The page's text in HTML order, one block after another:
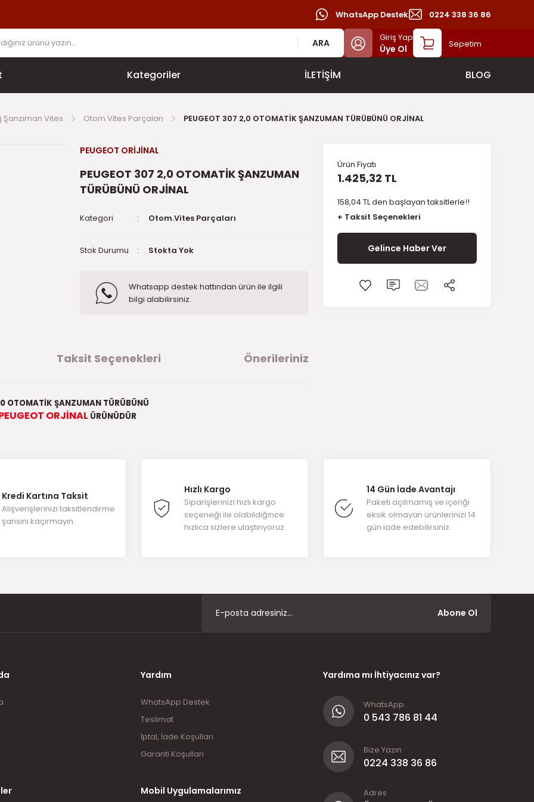
WhatsApp Destek 0224 338 36 86
ARA Giriş Yap
Üye Ol Sepetim
Kategoriler İLETİŞİM BLOG
Şanzıman Vites Otom.Vites Parçaları PEUGEOT 307 2,0 OTOMATİK ŞANZUMAN TÜRÜBÜNÜ ORJİNAL
PEUGEOT ORİJİNAL
PEUGEOT 307 2,0 OTOMATİK ŞANZUMAN
TÜRÜBÜNÜ ORJİNAL
Kategori Otom.Vites Parçaları
Stok Durumu Stokta Yok
Whatsapp destek hattından ürün ile ilgili
bilgi alabilirsiniz.
Ürün Fiyatı
1.425,32 TL
158,04 TL den başlayan taksitlerle!!
+ Taksit Seçenekleri
Gelince Haber Ver
Taksit Seçenekleri Önerileriniz
OTOMATİK ŞANZUMAN TÜRÜBÜNÜ
ORJİNALÜRÜNÜDÜR
ilk yorumu siz yapın!
Yorum Yaz
Kredi Kartına Taksit
Alışverişlerinizi taksitlendirme
şansını kaçırmayın.
Hızlı Kargo
Siparişlerinizi hızlı kargo
seçeneği ile olabildiğince
hızlıca sizlere ulaştırıyoruz.
14 Gün İade Avantajı
Paketi açılmamış ve içeriği
eksik olmayan ürünlerinizi 14
gün iade edebilirsiniz.
Abone Ol
Yardım
WhatsApp Destek
Teslimat
İptal, İade Koşulları
Garanti Koşulları
Mobil Uygulamalarımız
Yardıma mı İhtiyacınız var?
WhatsApp
0 543 786 81 44
Bize Yazın
0224 338 36 86
Adres